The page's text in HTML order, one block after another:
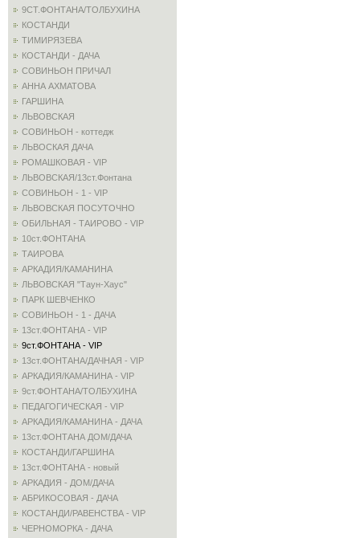
9СТ.ФОНТАНА/ТОЛБУХИНА
КОСТАНДИ
ТИМИРЯЗЕВА
КОСТАНДИ - ДАЧА
СОВИНЬОН ПРИЧАЛ
АННА АХМАТОВА
ГАРШИНА
ЛЬВОВСКАЯ
СОВИНЬОН - коттедж
ЛЬВОСКАЯ ДАЧА
РОМАШКОВАЯ - VIP
ЛЬВОВСКАЯ/13ст.Фонтана
СОВИНЬОН - 1 - VIP
ЛЬВОВСКАЯ ПОСУТОЧНО
ОБИЛЬНАЯ - ТАИРОВО - VIP
10ст.ФОНТАНА
ТАИРОВА
АРКАДИЯ/КАМАНИНА
ЛЬВОВСКАЯ "Таун-Хаус"
ПАРК ШЕВЧЕНКО
СОВИНЬОН - 1 - ДАЧА
13ст.ФОНТАНА - VIP
9ст.ФОНТАНА - VIP
13ст.ФОНТАНА/ДАЧНАЯ - VIP
АРКАДИЯ/КАМАНИНА - VIP
9ст.ФОНТАНА/ТОЛБУХИНА
ПЕДАГОГИЧЕСКАЯ - VIP
АРКАДИЯ/КАМАНИНА - ДАЧА
13ст.ФОНТАНА ДОМ/ДАЧА
КОСТАНДИ/ГАРШИНА
13ст.ФОНТАНА - новый
АРКАДИЯ - ДОМ/ДАЧА
АБРИКОСОВАЯ - ДАЧА
КОСТАНДИ/РАВЕНСТВА - VIP
ЧЕРНОМОРКА - ДАЧА